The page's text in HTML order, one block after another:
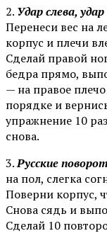
2. Удар слева, удар
Перенеси вес на
корпус и плечи
Сделай правой
бедра прямо,
— на правое
порядке и
упражнение 10
снова.
3.Русские
на пол, слегка
Поверни корпус,
Снова сядь и
Сделай 10